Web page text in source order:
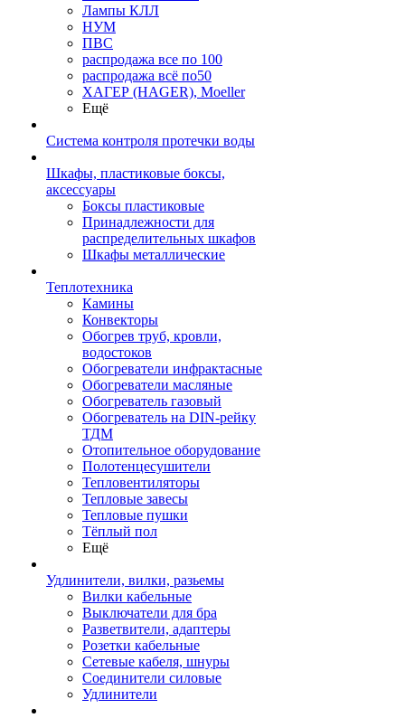
Лампы КЛЛ
НУМ
ПВС
распродажа все по 100
распродажа всё по50
ХАГЕР (HAGER), Moeller
Ещё
Система контроля протечки воды
Шкафы, пластиковые боксы,
аксессуары
Боксы пластиковые
Принадлежности для
распределительных шкафов
Шкафы металлические
Теплотехника
Камины
Конвекторы
Обогрев труб, кровли,
водостоков
Обогреватели инфрактасные
Обогреватели масляные
Обогреватель газовый
Обогреватель на DIN-рейку
ТДМ
Отопительное оборудование
Полотенцесушители
Тепловентиляторы
Тепловые завесы
Тепловые пушки
Тёплый пол
Ещё
Удлинители, вилки, разьемы
Вилки кабельные
Выключатели для бра
Разветвители, адаптеры
Розетки кабельные
Сетевые кабеля, шнуры
Соединители силовые
Удлинители